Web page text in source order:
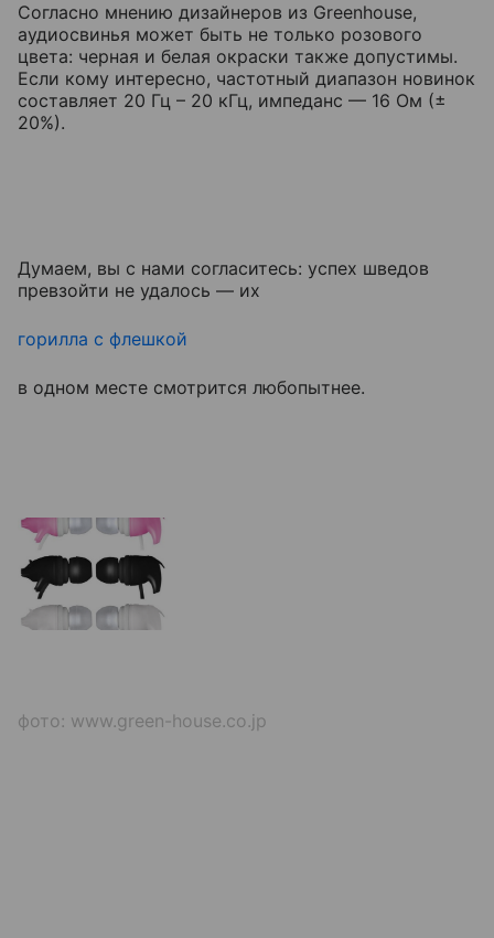
Согласно мнению дизайнеров из Greenhouse,
аудиосвинья может быть не только розового
цвета: черная и белая окраски также допустимы.
Если кому интересно, частотный диапазон новинок
составляет 20 Гц – 20 кГц, импеданс — 16 Ом (±
20%).
Думаем, вы с нами согласитесь: успех шведов
превзойти не удалось — их
горилла с флешкой
в одном месте смотрится любопытнее.
фото: www.green-house.co.jp